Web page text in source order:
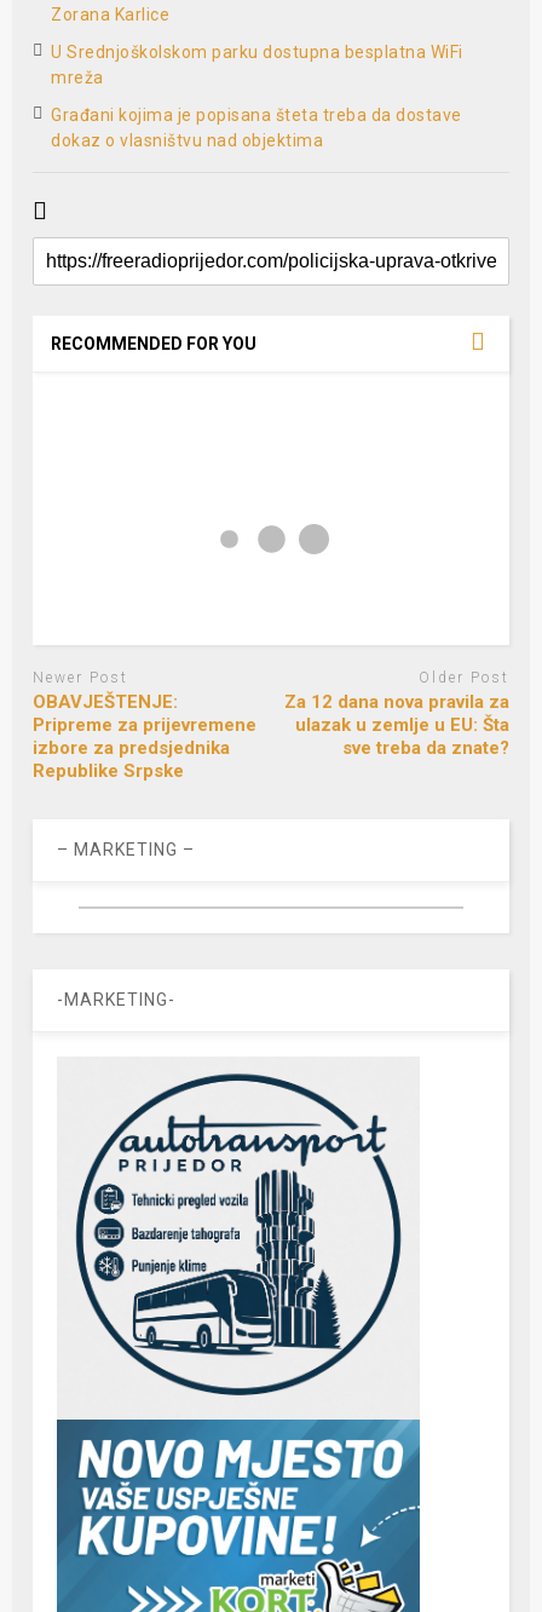
Zorana Karlice
U Srednjoškolskom parku dostupna besplatna WiFi
mreža
Građani kojima je popisana šteta treba da dostave
dokaz o vlasništvu nad objektima
RECOMMENDED FOR YOU
Newer Post
OBAVJEŠTENJE:
Pripreme za prijevremene
izbore za predsjednika
Republike Srpske
Older Post
Za 12 dana nova pravila za
ulazak u zemlje u EU: Šta
sve treba da znate?
– MARKETING –
-MARKETING-